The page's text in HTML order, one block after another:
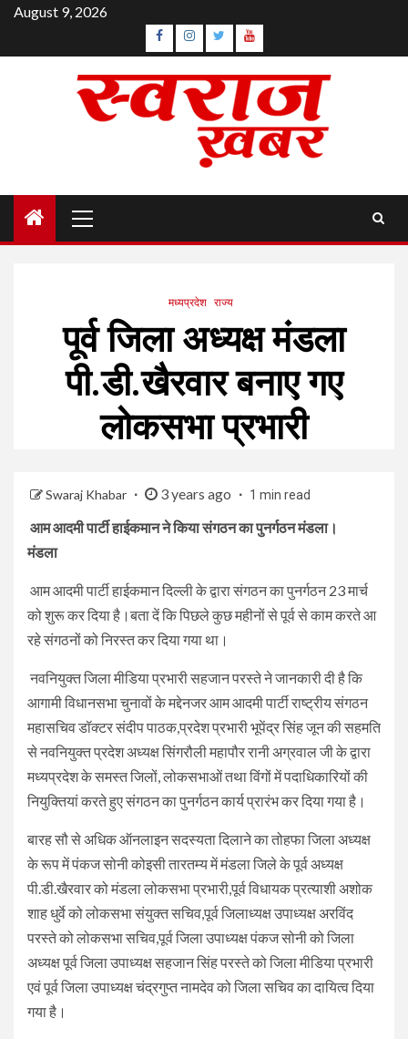
Skip
content
August 9, 2026
Facebook
Instagram
TwitterYouTube
Menu
मध्यप्रदेश राज्य
पूर्व जिला अध्यक्ष मंडला
पी.डी.खैरवार बनाए गए
लोकसभा प्रभारी
Swaraj Khabar 3 years ago 1 min read
आम आदमी पार्टी हाईकमान ने किया संगठन का पुनर्गठन मंडला।
मंडला
आम आदमी पार्टी हाईकमान दिल्ली के द्वारा संगठन का पुनर्गठन 23 मार्च
को शुरू कर दिया है।बता दें कि पिछले कुछ महीनों से पूर्व से काम करते आ
रहे संगठनों को निरस्त कर दिया गया था।
नवनियुक्त जिला मीडिया प्रभारी सहजान परस्ते ने जानकारी दी है कि
आगामी विधानसभा चुनावों के मद्देनजर आम आदमी पार्टी राष्ट्रीय संगठन
महासचिव डॉक्टर संदीप पाठक,प्रदेश प्रभारी भूपेंद्र सिंह जून की सहमति
से नवनियुक्त प्रदेश अध्यक्ष सिंगरौली महापौर रानी अग्रवाल जी के द्वारा
मध्यप्रदेश के समस्त जिलों, लोकसभाओं तथा विंगों में पदाधिकारियों की
नियुक्तियां करते हुए संगठन का पुनर्गठन कार्य प्रारंभ कर दिया गया है।
बारह सौ से अधिक ऑनलाइन सदस्यता दिलाने का तोहफा जिला अध्यक्ष
के रूप में पंकज सोनी कोइसी तारतम्य में मंडला जिले के पूर्व अध्यक्ष
पी.डी.खैरवार को मंडला लोकसभा प्रभारी,पूर्व विधायक प्रत्याशी अशोक
शाह धुर्वे को लोकसभा संयुक्त सचिव,पूर्व जिलाध्यक्ष उपाध्यक्ष अरविंद
परस्ते को लोकसभा सचिव,पूर्व जिला उपाध्यक्ष पंकज सोनी को जिला
अध्यक्ष पूर्व जिला उपाध्यक्ष सहजान सिंह परस्ते को जिला मीडिया प्रभारी
एवं पूर्व जिला उपाध्यक्ष चंद्रगुप्त नामदेव को जिला सचिव का दायित्व दिया
गया है।